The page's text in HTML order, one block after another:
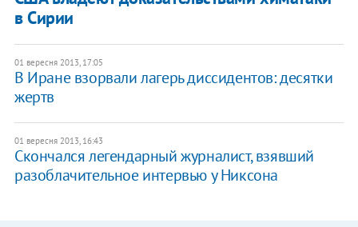
в Сирии
01 вересня 2013, 17:05
В Иране взорвали лагерь диссидентов: десятки
жертв
01 вересня 2013, 16:43
Скончался легендарный журналист, взявший
разоблачительное интервью у Никсона